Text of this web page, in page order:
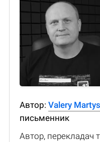
Автор: Valery
письменник
Автор, перекладач